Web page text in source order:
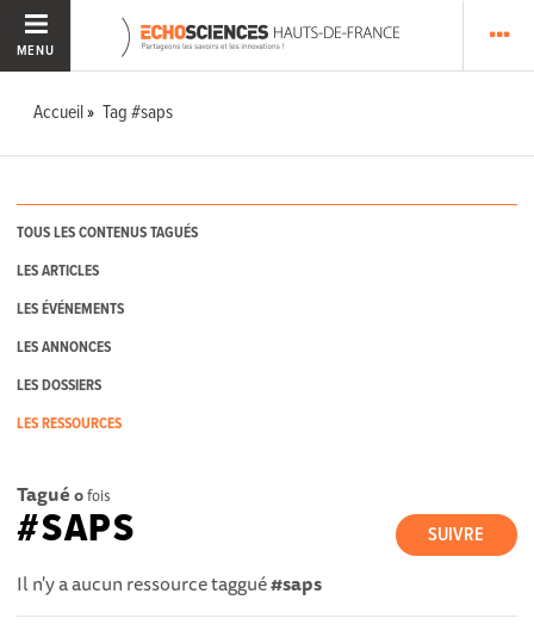
MENU
Accueil Tag #saps
TOUS LES CONTENUS TAGUÉS
LES ARTICLES
LES ÉVÉNEMENTS
LES ANNONCES
LES DOSSIERS
LES RESSOURCES
Tagué 0fois
SUIVRE
#SAPS
Il n'y a aucun ressource taggué#saps